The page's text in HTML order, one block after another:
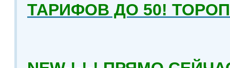
ТАРИФОВ ДО 50!